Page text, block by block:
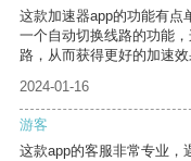
这款加速器app的功能有点
一个自动切换线路的功能
路，从而获得更好的加速效
2024-01-16
游客
这款app的客服非常专业，